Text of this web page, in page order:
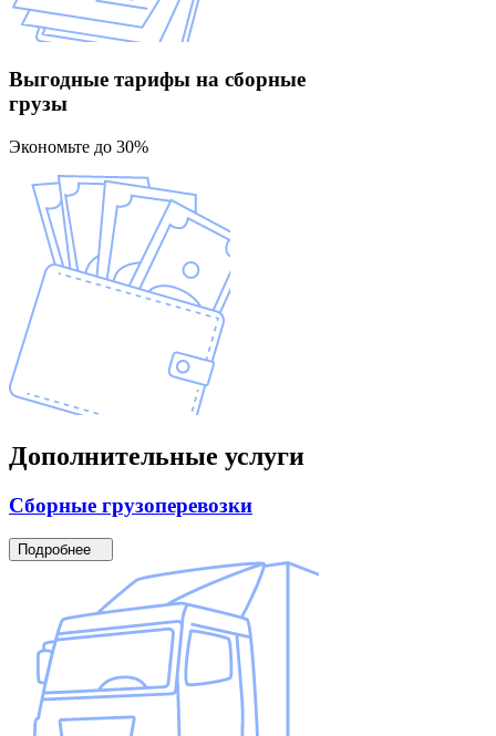
Выгодные тарифы на сборные
грузы
Экономьте до 30%
Дополнительные услуги
Сборные грузоперевозки
Подробнее